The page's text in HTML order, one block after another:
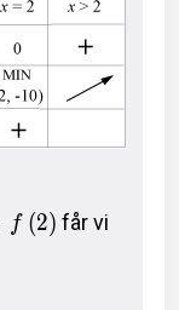
f (2) får vi